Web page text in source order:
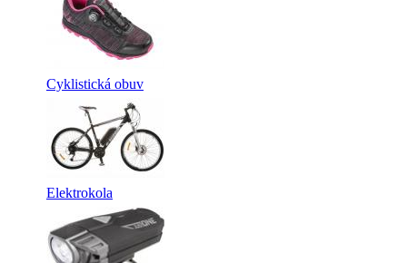
Cyklistická obuv
Elektrokola